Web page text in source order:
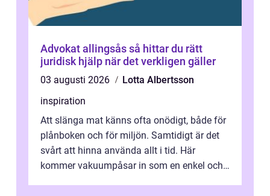
Advokat allingsås så hittar du rätt
juridisk hjälp när det verkligen gäller
03 augusti 2026
Lotta Albertsson
inspiration
Att slänga mat känns ofta onödigt, både för
plånboken och för miljön. Samtidigt är det
svårt att hinna använda allt i tid. Här
kommer vakuumpåsar in som en enkel och